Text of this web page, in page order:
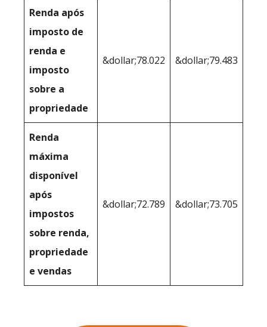
Renda após
imposto de
renda e
imposto
sobre a
propriedade
&dollar;78.022 &dollar;79.483
Renda
máxima
disponível
após
impostos
sobre renda,
propriedade
e vendas
&dollar;72.789 &dollar;73.705